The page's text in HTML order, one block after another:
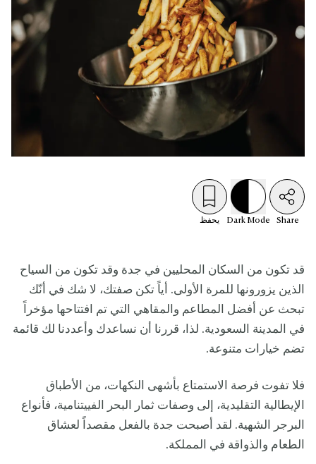
Share
Dark Mode يحفظ
قد تكون من السكان المحليين في جدة وقد تكون من السياح
الذين يزورونها للمرة الأولى. أياً تكن صفتك، لا شك في أنّك
تبحث عن أفضل المطاعم والمقاهي التي تم افتتاحها مؤخراً
في المدينة السعودية. لذا، قررنا أن نساعدك وأعددنا لك قائمة
تضم خيارات متنوعة.
فلا تفوت فرصة الاستمتاع بأشهى النكهات، من الأطباق
الإيطالية التقليدية، إلى وصفات ثمار البحر الفييتنامية، فأنواع
البرجر الشهية. لقد أصبحت جدة بالفعل مقصداً لعشاق
الطعام والذواقة في المملكة.